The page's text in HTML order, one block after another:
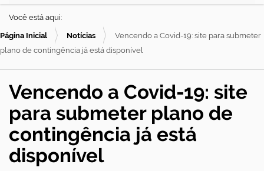
Busca
e
g
Você está aqui:
Página Inicial Notícias
Vencendo a Covid-19: site para submeter
plano de contingência já está disponível
Vencendo a Covid-19: site
para submeter plano de
contingência já está
disponível